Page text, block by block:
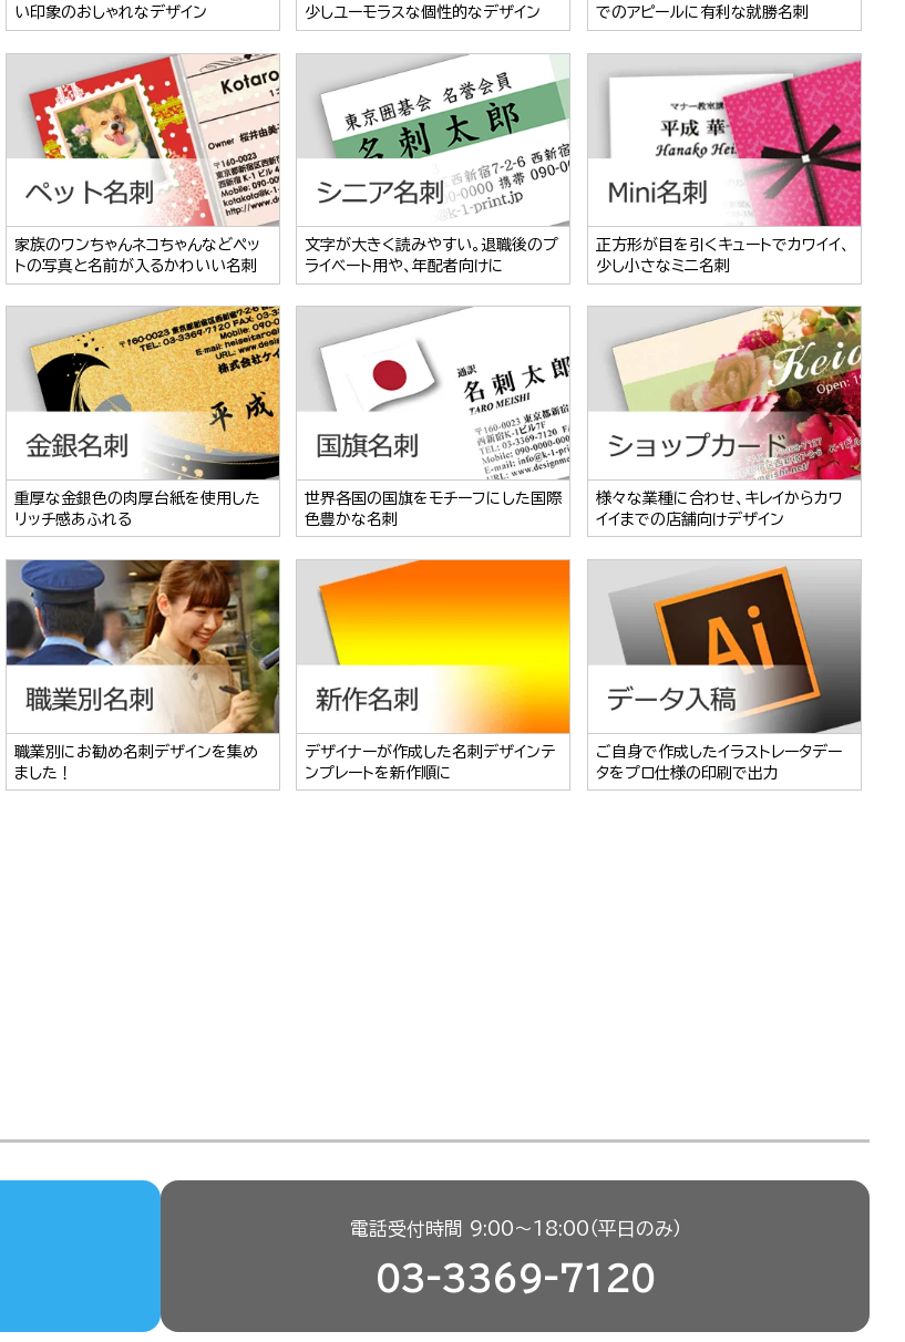
い印象のおしゃれなデザイン
少しユーモラスな個性的なデザイン
でのアピールに有利な就勝名刺
家族のワンちゃんネコちゃんなどペッ
トの写真と名前が入るかわいい名刺
文字が大きく読みやすい。退職後のプ
ライベート用や、年配者向けに
正方形が目を引くキュートでカワイイ、
少し小さなミニ名刺
重厚な金銀色の肉厚台紙を使用した
リッチ感あふれる
世界各国の国旗をモチーフにした国際
色豊かな名刺
様々な業種に合わせ、キレイからカワ
イイまでの店舗向けデザイン
職業別にお勧め名刺デザインを集め
ました！
デザイナーが作成した名刺デザインテ
ンプレートを新作順に
ご自身で作成したイラストレータデー
タをプロ仕様の印刷で出力
電話受付時間 9:00〜18:00（平日のみ）
03-3369-7120